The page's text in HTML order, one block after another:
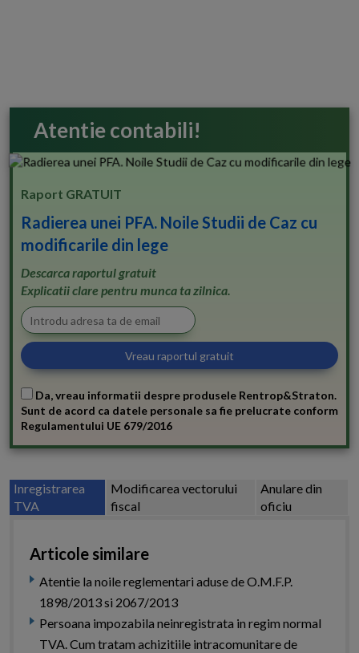
Atentie contabili!
Raport GRATUIT
Radierea unei PFA. Noile Studii de Caz cu
modificarile din lege
Descarca raportul gratuit
Explicatii clare pentru munca ta zilnica.
Da, vreau informatii despre produsele Rentrop&Straton.
Sunt de acord ca datele personale sa fie prelucrate conform
Regulamentului UE 679/2016
Inregistrarea
TVA
Modificarea vectorului
fiscal
Anulare din
oficiu
Articole similare
Atentie la noile reglementari aduse de O.M.F.P.
1898/2013 si 2067/2013
Persoana impozabila neinregistrata in regim normal
TVA. Cum tratam achizitiile intracomunitare de